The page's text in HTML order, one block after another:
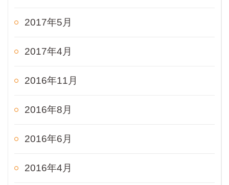
2017年5月
2017年4月
2016年11月
2016年8月
2016年6月
2016年4月